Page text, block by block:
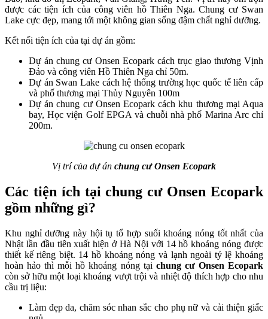
được các tiện ích của công viên hồ Thiên Nga. Chung cư Swan
Lake cực đẹp, mang tới một không gian sống đậm chất nghỉ dưỡng.
Kết nối tiện ích của tại dự án gồm:
Dự án chung cư Onsen Ecopark cách trục giao thương Vịnh
Đảo và công viên Hồ Thiên Nga chỉ 50m.
Dự án Swan Lake cách hệ thống trường học quốc tế liên cấp
và phố thương mại Thủy Nguyên 100m
Dự án chung cư Onsen Ecopark cách khu thương mại Aqua
bay, Học viện Golf EPGA và chuỗi nhà phố Marina Arc chỉ
200m.
Vị trí của dự án chung cư Onsen Ecopark
Các tiện ích tại chung cư Onsen Ecopark
gồm những gì?
Khu nghỉ dưỡng này hội tụ tổ hợp suối khoáng nóng tốt nhất của
Nhật lần đầu tiên xuất hiện ở Hà Nội với 14 hồ khoáng nóng được
thiết kế riêng biệt. 14 hồ khoáng nóng và lạnh ngoài tỷ lệ khoáng
hoàn hảo thì mỗi hồ khoáng nóng tại chung cư Onsen Ecopark
còn sở hữu một loại khoáng vượt trội và nhiệt độ thích hợp cho nhu
cầu trị liệu:
Làm đẹp da, chăm sóc nhan sắc cho phụ nữ và cải thiện giấc